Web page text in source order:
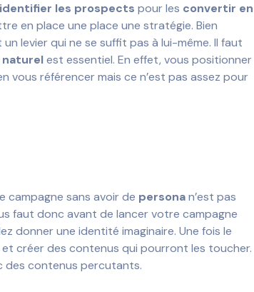
identifier les prospects pour les convertir en
en place une place une stratégie. Bien
levier qui ne se suffit pas à lui-même. Il faut
est essentiel. En effet, vous positionner
vous référencer mais ce n’est pas assez pour
campagne sans avoir de personan’est pas
faut donc avant de lancer votre campagne
donner une identité imaginaire. Une fois le
créer des contenus qui pourront les toucher.
des contenus percutants.